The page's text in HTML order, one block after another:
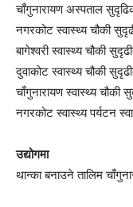
चाँगुनारायण अस्पताल
नगरकोट स्वास्थ्य चौकी
बागेश्वरी स्वास्थ्य चौकी
दुवाकोट स्वास्थ्य चौकी
चाँगुनारायण स्वास्थ्य
नगरकोट स्वास्थ्य पर्यटन
उद्योगमा
थान्का बनाउने तालिम